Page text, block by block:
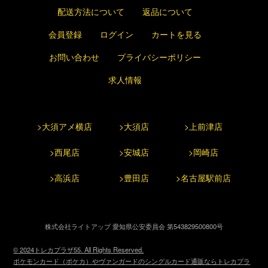
配送方法について
返品について
会員登録
ログイン
カートを見る
お問い合わせ
プライバシーポリシー
求人情報
>大須アメ横店 >大須店 >上前津店
>西尾店 >安城店 >岡崎店
>高浜店 >豊田店 >名古屋駅前店
株式会社ライトアップ 愛知県公安委員会 第543829500800号
© 2024トレカプラザ55. All Rights Reserved.
ポケモンカード（ポケカ）やヴァンガードのシングルカード通販ならトレカプラ